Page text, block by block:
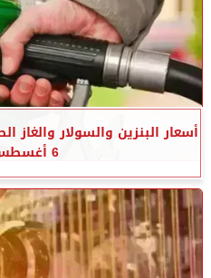
أسعار البنزين والسولار
6 أغسطس 2026